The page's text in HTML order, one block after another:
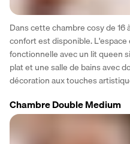
Dans cette chambre cosy de 16
confort est disponible. L'espace
fonctionnelle avec un lit queen
plat et une salle de bains avec
décoration aux touches
Chambre Double Medium